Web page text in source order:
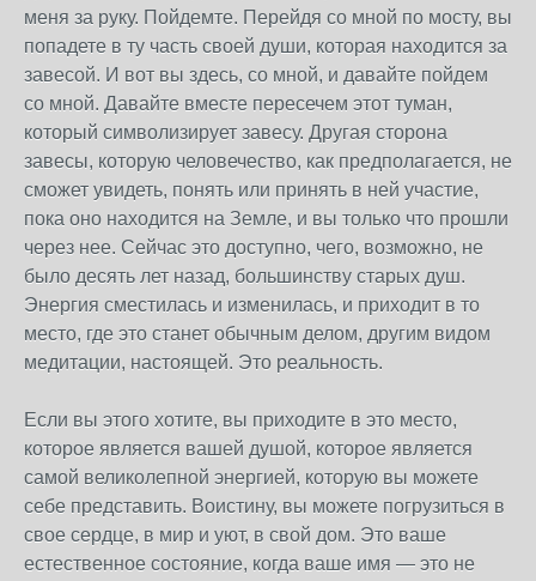
меня за руку. Пойдемте. Перейдя со мной по мосту, вы
попадете в ту часть своей души, которая находится за
завесой. И вот вы здесь, со мной, и давайте пойдем
со мной. Давайте вместе пересечем этот туман,
который символизирует завесу. Другая сторона
завесы, которую человечество, как предполагается, не
сможет увидеть, понять или принять в ней участие,
пока оно находится на Земле, и вы только что прошли
через нее. Сейчас это доступно, чего, возможно, не
было десять лет назад, большинству старых душ.
Энергия сместилась и изменилась, и приходит в то
место, где это станет обычным делом, другим видом
медитации, настоящей. Это реальность.
Если вы этого хотите, вы приходите в это место,
которое является вашей душой, которое является
самой великолепной энергией, которую вы можете
себе представить. Воистину, вы можете погрузиться в
свое сердце, в мир и уют, в свой дом. Это ваше
естественное состояние, когда ваше имя — это не